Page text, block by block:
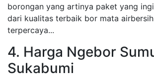
borongan yang artinya paket yang
dari kualitas terbaik bor mata
terpercaya...
4. Harga Ngebor
Sukabumi